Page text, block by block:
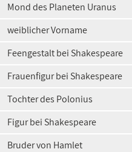
Mond des Planeten Uranus
weiblicher Vorname
Feengestalt bei Shakespeare
Frauenfigur bei Shakespeare
Tochter des Polonius
Figur bei Shakespeare
Bruder von Hamlet